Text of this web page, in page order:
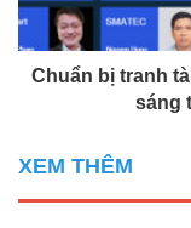
Chuẩn bị tranh
sáng
XEM THÊM